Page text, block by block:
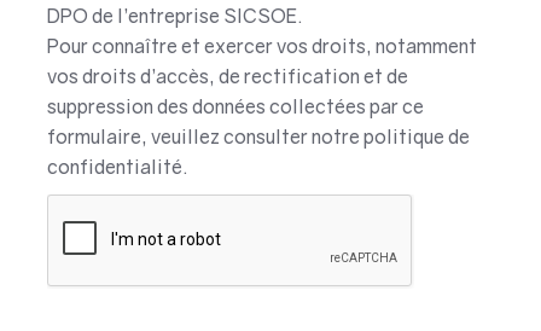
DPO de l’entreprise SICSOE.
Pour connaître et exercer vos droits, notamment
vos droits d’accès, de rectification et de
suppression des données collectées par ce
formulaire, veuillez consulter notre politique de
confidentialité.